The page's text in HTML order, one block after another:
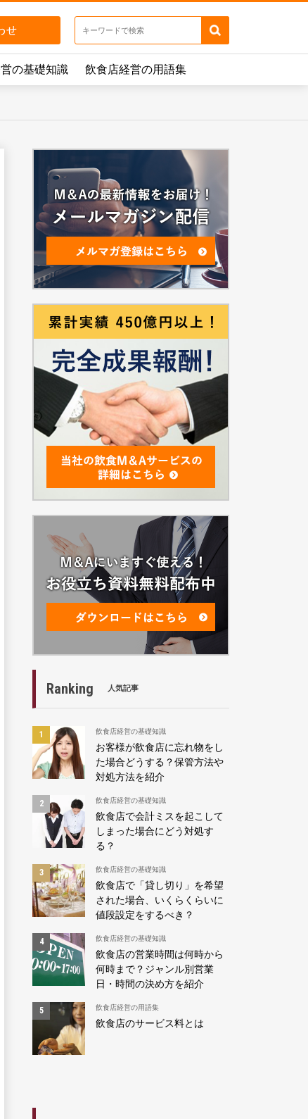
の基礎知識 飲食店経営の用語集
Ranking 人気記事
飲食店経営の基礎知識
お客様が飲食店に忘れ物をし
た場合どうする？保管方法や
対処方法を紹介
飲食店経営の基礎知識
飲食店で会計ミスを起こして
しまった場合にどう対処す
る？
飲食店経営の基礎知識
飲食店で「貸し切り」を希望
された場合、いくらくらいに
値段設定をするべき？
飲食店経営の基礎知識
飲食店の営業時間は何時から
何時まで？ジャンル別営業
日・時間の決め方を紹介
飲食店経営の用語集
飲食店のサービス料とは